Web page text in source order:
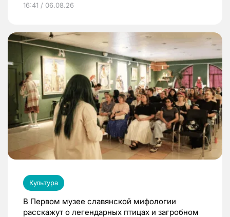
16:41 / 06.08.26
Культура
В Первом музее славянской мифологии
расскажут о легендарных птицах и загробном